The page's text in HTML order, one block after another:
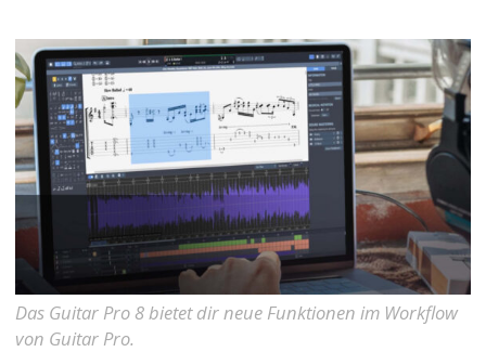
Das Guitar Pro 8 bietet dir neue Funktionen im Workflow
von Guitar Pro.